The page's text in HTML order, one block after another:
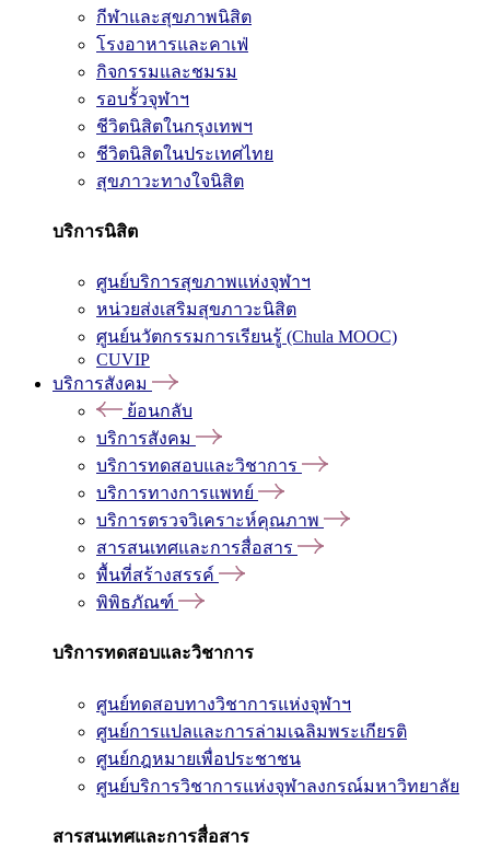
กีฬาและสุขภาพนิสิต
โรงอาหารและคาเฟ่
กิจกรรมและชมรม
รอบรั้วจุฬาฯ
ชีวิตนิสิตในกรุงเทพฯ
ชีวิตนิสิตในประเทศไทย
สุขภาวะทางใจนิสิต
บริการนิสิต
ศูนย์บริการสุขภาพแห่งจุฬาฯ
หน่วยส่งเสริมสุขภาวะนิสิต
ศูนย์นวัตกรรมการเรียนรู้ (Chula MOOC)
CUVIP
บริการสังคม
ย้อนกลับ
บริการสังคม
บริการทดสอบและวิชาการ
บริการทางการแพทย์
บริการตรวจวิเคราะห์คุณภาพ
สารสนเทศและการสื่อสาร
พื้นที่สร้างสรรค์
พิพิธภัณฑ์
บริการทดสอบและวิชาการ
ศูนย์ทดสอบทางวิชาการแห่งจุฬาฯ
ศูนย์การแปลและการล่ามเฉลิมพระเกียรติ
ศูนย์กฎหมายเพื่อประชาชน
ศูนย์บริการวิชาการแห่งจุฬาลงกรณ์มหาวิทยาลัย
สารสนเทศและการสื่อสาร